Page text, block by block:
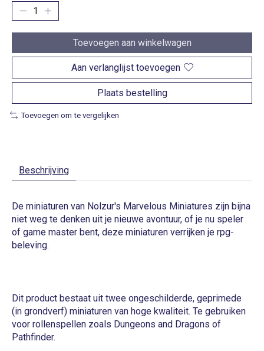
Toevoegen aan winkelwagen
Aan verlanglijst toevoegen
Plaats bestelling
Toevoegen om te vergelijken
Beschrijving
De miniaturen van Nolzur's Marvelous Miniatures zijn bijna
niet weg te denken uit je nieuwe avontuur, of je nu speler
of game master bent, deze miniaturen verrijken je rpg-
beleving.
Dit product bestaat uit twee ongeschilderde, geprimede
(in grondverf) miniaturen van hoge kwaliteit. Te gebruiken
voor rollenspellen zoals Dungeons and Dragons of
Pathfinder.